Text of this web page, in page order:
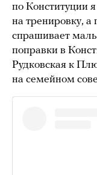
по Конституции
на тренировку, а
спрашивает
поправки в
Рудковская к
на семейном